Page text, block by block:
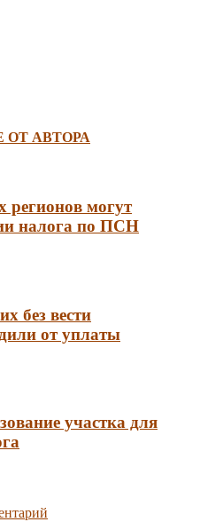
ОТ АВТОРА
регионов могут
налога по ПСН
без вести
от уплаты
участка для